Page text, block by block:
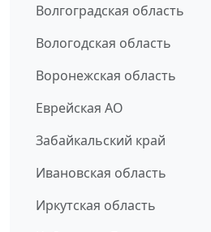
Волгоградская область
Вологодская область
Воронежская область
Еврейская АО
Забайкальский край
Ивановская область
Иркутская область